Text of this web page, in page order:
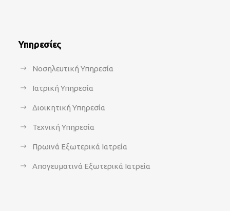
Υπηρεσίες
Νοσηλευτική Υπηρεσία
Ιατρική Υπηρεσία
Διοικητική Υπηρεσία
Τεχνική Υπηρεσία
Πρωινά Εξωτερικά Ιατρεία
Απογευματινά Εξωτερικά Ιατρεία